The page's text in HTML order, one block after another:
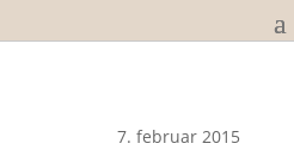
7. februar 2015